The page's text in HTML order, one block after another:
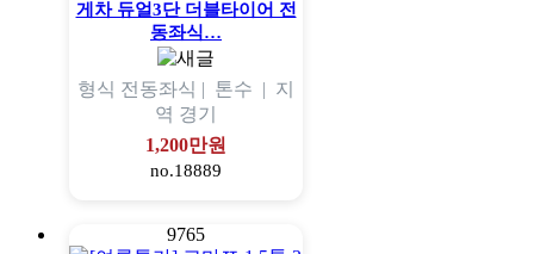
게차 듀얼3단 더블타이어 전
동좌식…
형식 전동좌식 | 톤수 | 지
역 경기
1,200만원
no.18889
9765